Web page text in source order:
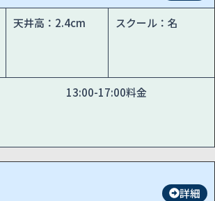
天井高：2.4cm スクール：名
13:00-17:00料金
詳細